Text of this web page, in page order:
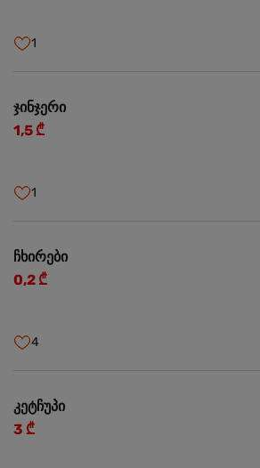
1
ჯინჯერი
1,5 ₾
1
ჩხირები
0,2 ₾
4
კეტჩუპი
3 ₾